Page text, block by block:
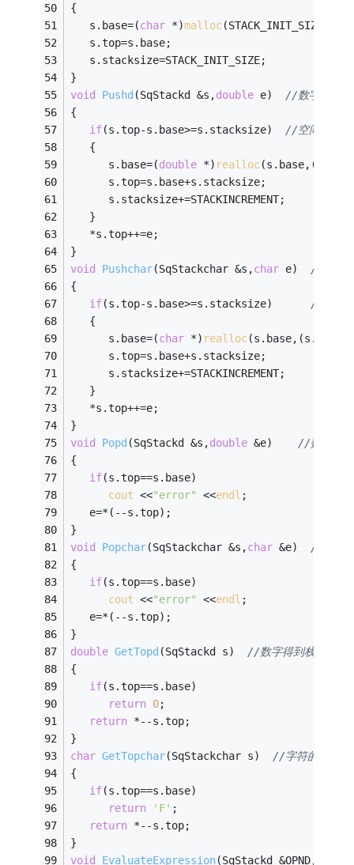
{
   s.base=(
char *)malloc(STACK_INIT_SIZE*
   s.top=s.base;
   s.stacksize=STACK_INIT_SIZE;
}
void
Pushd (SqStackd &s,double e)
//数字压栈
{
if(s.top-s.base>=s.stacksize) //空间不够
   {
      s.base=(
double *) realloc
      s.top=s.base+s.stacksize;
      s.stacksize+=STACKINCREMENT;
   }
   *s.top++=e;
}
void
Pushchar(SqStackchar &s,char e)
//字符
{
if(s.top-s.base>=s.stacksize) //空间
   {
      s.base=(
char *) realloc
      s.top=s.base+s.stacksize;
      s.stacksize+=STACKINCREMENT;
   }
   *s.top++=e;
}
void
Popd (SqStackd &s,double &e)
//数字出
{
if(s.top==s.base)
cout <<"error" <<endl ;
   e=*(--s.top);
}
void
Popchar(SqStackchar &s,char &e)
//字符
{
if(s.top==s.base)
cout <<"error" <<endl ;
   e=*(--s.top);
}
double GetTopd (SqStackd s)
//数字得到栈顶元
{
if(s.top==s.base)
return 0;
return *--s.top;
}
char GetTopchar(SqStackchar s)
//字符的得到
{
if(s.top==s.base)
return
'F' ;
return *--s.top;
}
void
EvaluateExpression(SqStackd